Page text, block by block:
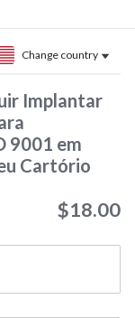
Change country
Implantar
9001 em
Cartório
$18.00